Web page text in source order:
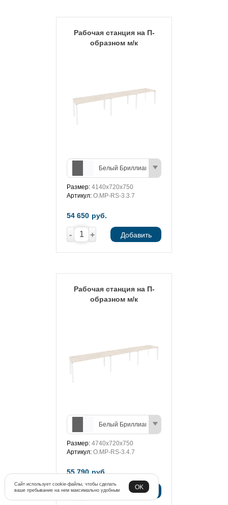
Рабочая станция на П-
образном м/к
Белый Бриллиант/Антрацит
Размер: 4140х720х750
Артикул: O.MP-RS-3.3.7
54 650 руб.
- + Добавить
Рабочая станция на П-
образном м/к
Белый Бриллиант/Антрацит
Размер: 4740х720х750
Артикул: O.MP-RS-3.4.7
55 790 руб.
- + Добавить
Сайт использует cookie-файлы, чтобы сделать
ваше пребывание на нем максимально удобным
OK